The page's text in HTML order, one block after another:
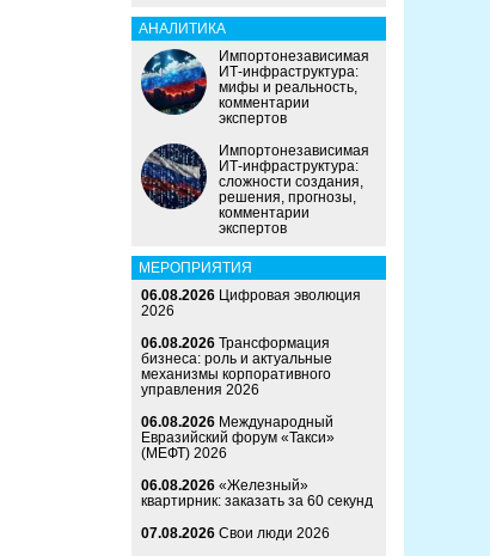
АНАЛИТИКА
Импортонезависимая
ИТ-инфраструктура:
мифы и реальность,
комментарии
экспертов
Импортонезависимая
ИТ-инфраструктура:
сложности создания,
решения, прогнозы,
комментарии
экспертов
МЕРОПРИЯТИЯ
06.08.2026 Цифровая эволюция
2026
06.08.2026 Трансформация
бизнеса: роль и актуальные
механизмы корпоративного
управления 2026
06.08.2026 Международный
Евразийский форум «Такси»
(МЕФТ) 2026
06.08.2026 «Железный»
квартирник: заказать за 60 секунд
07.08.2026 Свои люди 2026